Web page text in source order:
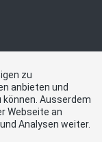
zu
anbieten und
Ausserdem
Webseite an
Analysen weiter.